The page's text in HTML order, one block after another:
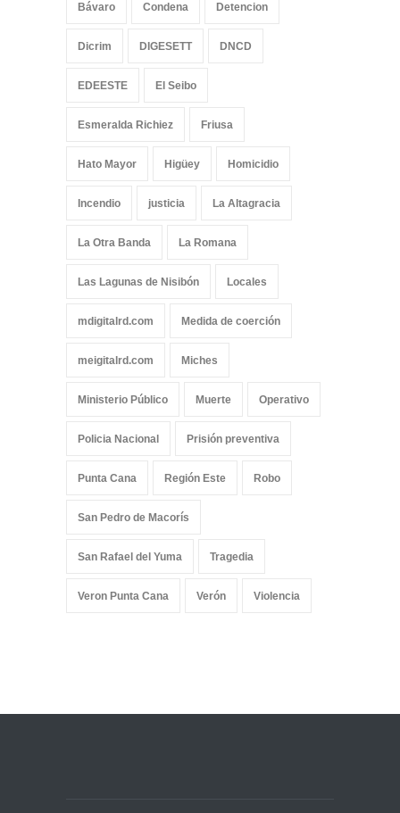
Bávaro Condena Detencion
Dicrim DIGESETT DNCD
EDEESTE El Seibo
Esmeralda Richiez Friusa
Hato Mayor Higüey Homicidio
Incendio justicia La Altagracia
La Otra Banda La Romana
Las Lagunas de Nisibón Locales
mdigitalrd.com Medida de coerción
meigitalrd.com Miches
Ministerio Público Muerte Operativo
Policia Nacional Prisión preventiva
Punta Cana Región Este Robo
San Pedro de Macorís
San Rafael del Yuma Tragedia
Veron Punta Cana Verón Violencia